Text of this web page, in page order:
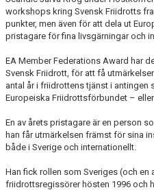
workshops kring Svensk Friidrotts
punkter, men även för att dela ut
pristagare för fina livsgärningar och
EA Member Federations Award har
Svensk Friidrott, för att få
antal år i friidrottens tjänst i
Europeiska Friidrottsförbundet –
En av årets pristagare är en person
han får utmärkelsen främst för sina
både i Sverige och internationellt.
Han fick rollen som Sveriges (och en
friidrottsregissörer hösten 1996 och